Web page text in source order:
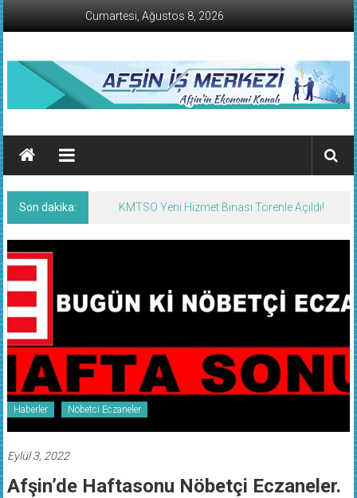
İçeriğe
geç
Cumartesi, Ağustos 8, 2026
AFŞİN
İŞ
MERKEZİ
Afşin'in
Ekonomi
Kanalı
Son dakika: KMTSO Yeni Hizmet Binası Törenle Açıldı!
Haberler Nöbetci Eczaneler
Eylül 3, 2022
Afşin’de Haftasonu Nöbetçi Eczaneler.